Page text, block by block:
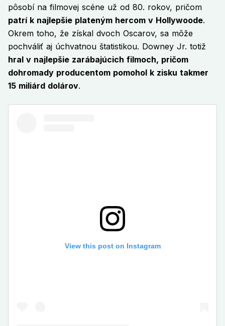
pôsobí na filmovej scéne už od 80. rokov, pričom
patrí k najlepšie plateným hercom v Hollywoode.
Okrem toho, že získal dvoch Oscarov, sa môže
pochváliť aj úchvatnou štatistikou. Downey Jr. totiž
hral v najlepšie zarábajúcich filmoch, pričom
dohromady producentom pomohol k zisku takmer
15 miliárd dolárov.